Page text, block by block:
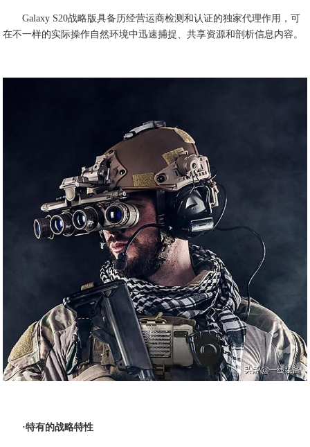
Galaxy S20战略版具备历经营运商检测和认证的独家代理作用，可
在不一样的实际操作自然环境中迅速捕捉、共享资源和剖析信息内容。
·特有的战略特性